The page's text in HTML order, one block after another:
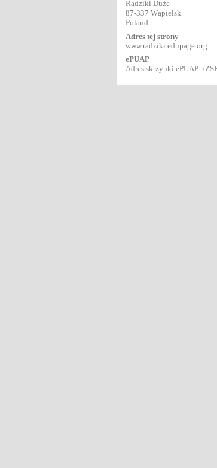
Radziki Duże
87-337 Wąpielsk
Poland
Adres tej strony
www.radziki.edupage.org
ePUAP
Adres skrzynki ePUAP: /